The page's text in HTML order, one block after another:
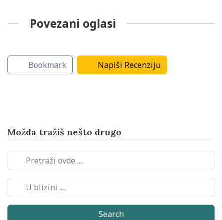
Povezani oglasi
Bookmark Napiši Recenziju
Možda tražiš nešto drugo
Search